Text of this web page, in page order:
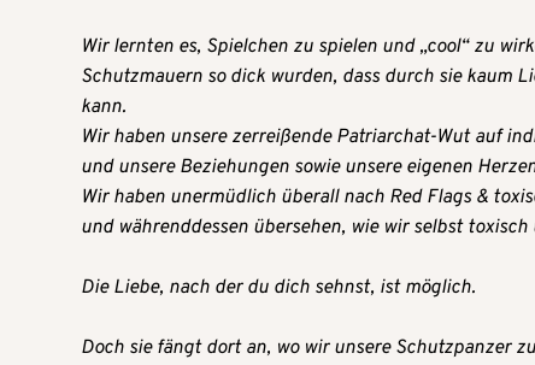
Wir lernten es, Spielchen zu spielen und „cool“ zu
Schutzmauern so dick wurden, dass durch sie kaum
kann.
Wir haben unsere zerreißende Patriarchat-Wut auf
und unsere Beziehungen sowie unsere eigenen
Wir haben unermüdlich überall nach Red Flags &
und währenddessen übersehen, wie wir selbst
Die Liebe, nach der du dich sehnst, ist möglich.
Doch sie fängt dort an, wo wir unsere Schutzpanzer